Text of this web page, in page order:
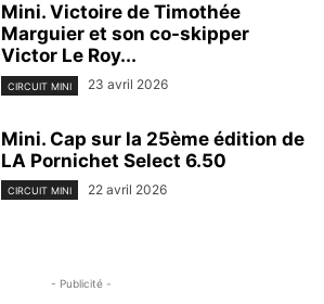
Mini. Victoire de Timothée
Marguier et son co-skipper
Victor Le Roy...
CIRCUIT MINI 23 avril 2026
Mini. Cap sur la 25ème édition de
LA Pornichet Select 6.50
CIRCUIT MINI 22 avril 2026
- Publicité -